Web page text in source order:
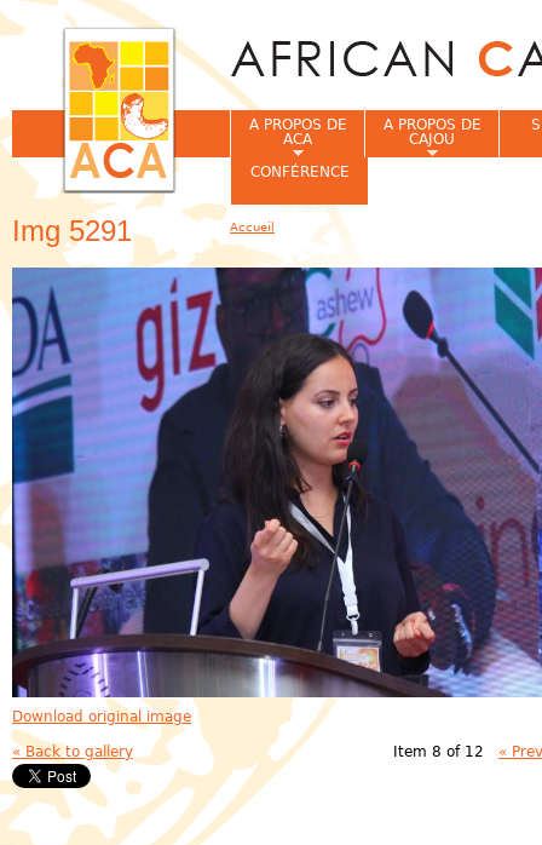
Img 5291
Download original image
« Back to gallery Item 8 of 12 «
A PROPOS DE
ACA
A PROPOS DE
CAJOU
CONFÉRENCE
Vous êtes ici
Accueil